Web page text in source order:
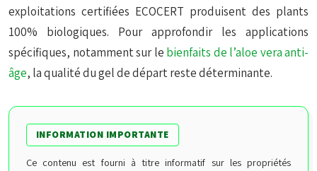
exploitations certifiées ECOCERT produisent des plants
100% biologiques. Pour approfondir les applications
spécifiques, notamment sur le bienfaits de l’aloe vera anti-
âge, la qualité du gel de départ reste déterminante.
INFORMATION IMPORTANTE
Ce contenu est fourni à titre informatif sur les propriétés